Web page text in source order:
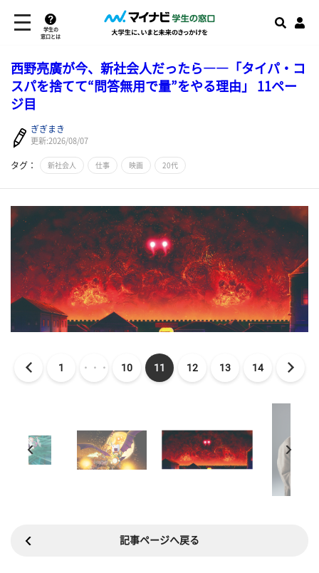
学生の
窓口とは
西野亮廣が今、新社会人だったら――「タイパ・コ
スパを捨てて“問答無用で量”をやる理由」 11ペー
ジ目
ぎぎまき
更新:2026/08/07
タグ： 新社会人 仕事 映画 20代
1 ・・・ 10 11 12 13 14
記事ページへ戻る